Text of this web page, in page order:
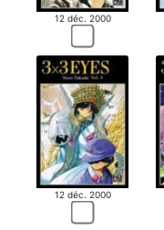
12 déc. 2000
12 déc. 2000